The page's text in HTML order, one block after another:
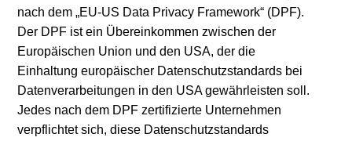
nach dem „EU-US Data Privacy Framework“ (DPF).
Der DPF ist ein Übereinkommen zwischen der
Europäischen Union und den USA, der die
Einhaltung europäischer Datenschutzstandards bei
Datenverarbeitungen in den USA gewährleisten soll.
Jedes nach dem DPF zertifizierte Unternehmen
verpflichtet sich, diese Datenschutzstandards